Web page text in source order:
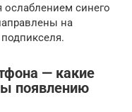
ослаблением синего
на
— какие
появлению